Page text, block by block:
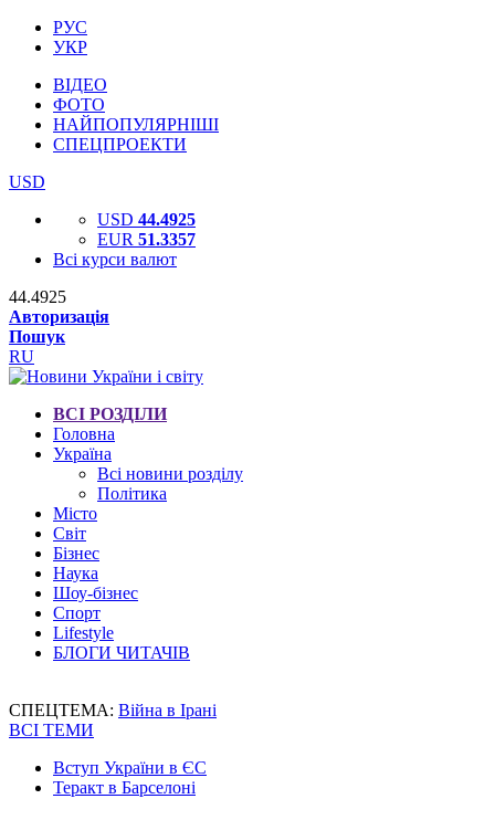
РУС
УКР
ВІДЕО
ФОТО
НАЙПОПУЛЯРНІШІ
СПЕЦПРОЕКТИ
USD
USD 44.4925
EUR 51.3357
Всі курси валют
44.4925
Авторизація
Пошук
RU
ВСІ РОЗДІЛИ
Головна
Україна
Всі новини розділу
Політика
Місто
Світ
Бізнес
Наука
Шоу-бізнес
Спорт
Lifestyle
БЛОГИ ЧИТАЧІВ
СПЕЦТЕМА: Війна в Ірані
ВСІ ТЕМИ
Вступ України в ЄС
Теракт в Барселоні